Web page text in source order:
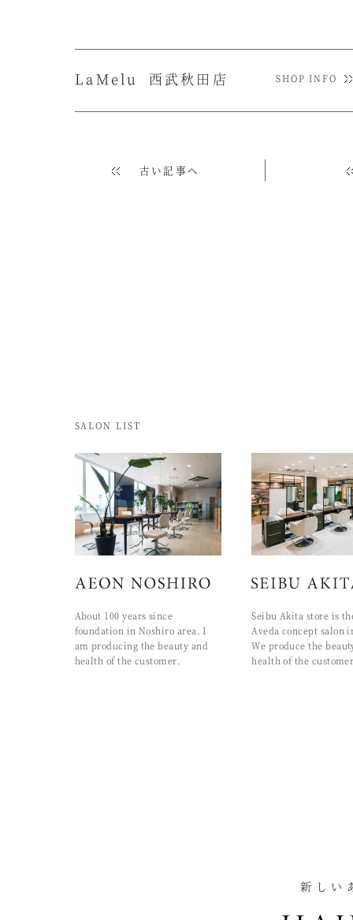
LaMelu 西武秋田店 SHOP INFO
古い記事へ
SALON LIST
About 100 years since
foundation in Noshiro area. I
am producing the beauty and
health of the customer.
Seibu Akita store is
Aveda concept salon
We produce the
health of the
新しい